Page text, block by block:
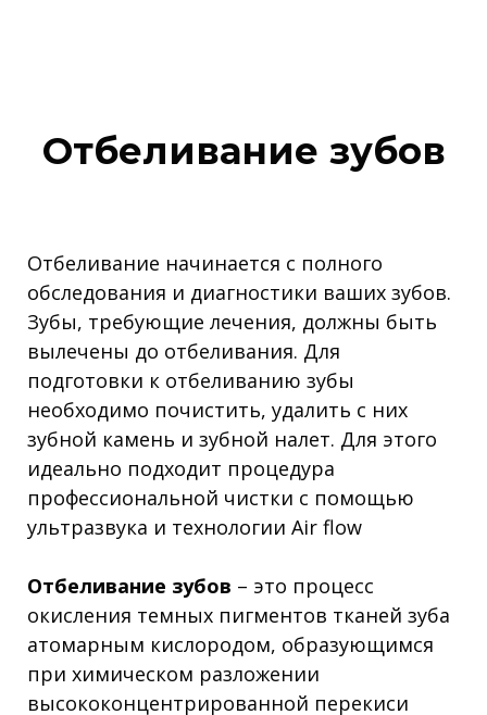
Отбеливание зубов
Отбеливание начинается с полного
обследования и диагностики ваших зубов.
Зубы, требующие лечения, должны быть
вылечены до отбеливания. Для
подготовки к отбеливанию зубы
необходимо почистить, удалить с них
зубной камень и зубной налет. Для этого
идеально подходит процедура
профессиональной чистки с помощью
ультразвука и технологии Air flow
Отбеливание зубов – это процесс
окисления темных пигментов тканей зуба
атомарным кислородом, образующимся
при химическом разложении
высококонцентрированной перекиси